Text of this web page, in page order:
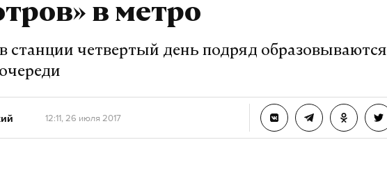
в метро
станции четвертый день подряд образовываются
12:11, 26 июля 2017